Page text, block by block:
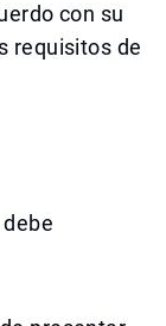
con su
requisitos de